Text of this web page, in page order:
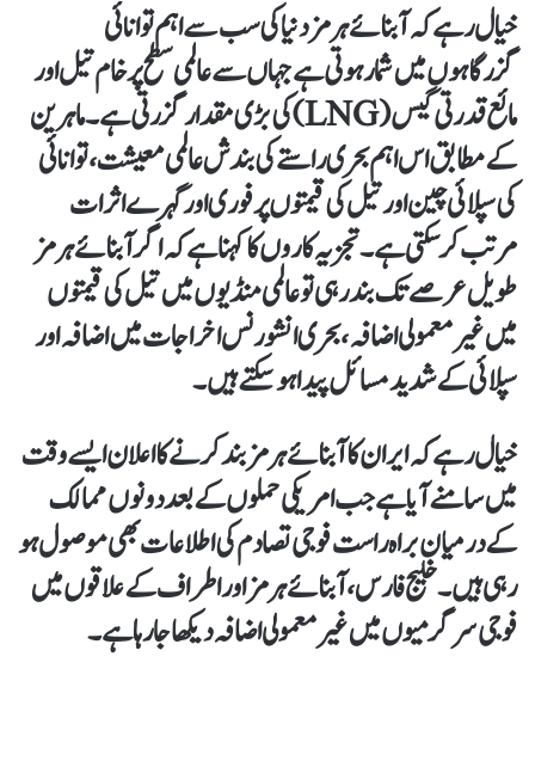
خیال رہے کہ آبنائے ہرمز دنیا کی سب سے اہم توانائی
گزرگاہوں میں شمار ہوتی ہے جہاں سے عالمی سطح پر خام تیل اور
مائع قدرتی گیس (LNG) کی بڑی مقدار گزرتی ہے۔ ماہرین
کے مطابق اس اہم بحری راستے کی بندش عالمی معیشت، توانائی
کی سپلائی چین اور تیل کی قیمتوں پر فوری اور گہرے اثرات
مرتب کر سکتی ہے۔تجزیہ کاروں کا کہنا ہے کہ اگر آبنائے ہرمز
طویل عرصے تک بند رہی تو عالمی منڈیوں میں تیل کی قیمتوں
میں غیر معمولی اضافہ، بحری انشورنس اخراجات میں اضافہ اور
سپلائی کے شدید مسائل پیدا ہو سکتے ہیں۔
خیال رہے کہ ایران کا آبنائے ہرمز بند کرنے کا اعلان ایسے وقت
میں سامنے آیا ہے جب امریکی حملوں کے بعد دونوں ممالک
کے درمیان براہ راست فوجی تصادم کی اطلاعات بھی موصول ہو
رہی ہیں۔ خلیج فارس، آبنائے ہرمز اور اطراف کے علاقوں میں
فوجی سرگرمیوں میں غیر معمولی اضافہ دیکھا جا رہا ہے۔